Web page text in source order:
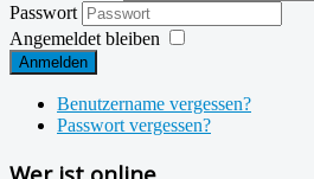
Passwort
Angemeldet bleiben
Anmelden
Benutzername vergessen?
Passwort vergessen?